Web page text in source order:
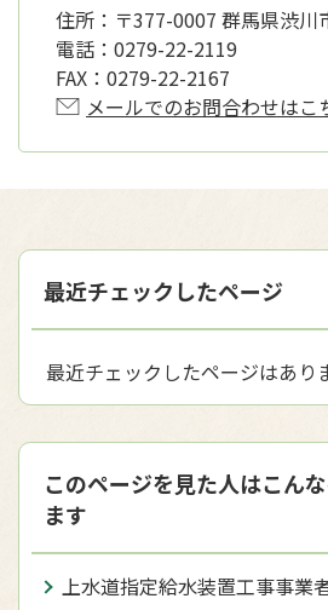
住所： 〒377-0007 群馬県渋川
電話： 0279-22-2119
FAX： 0279-22-2167
メールでのお問合わせはこ
最近チェックしたページ
最近チェックしたページはあり
このページを見た人はこん
ます
上水道指定給水装置工事事業